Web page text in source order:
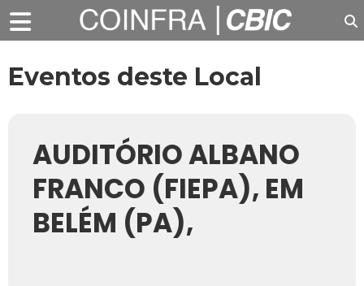
Eventos deste Local
AUDITÓRIO ALBANO
FRANCO (FIEPA), EM
BELÉM (PA),